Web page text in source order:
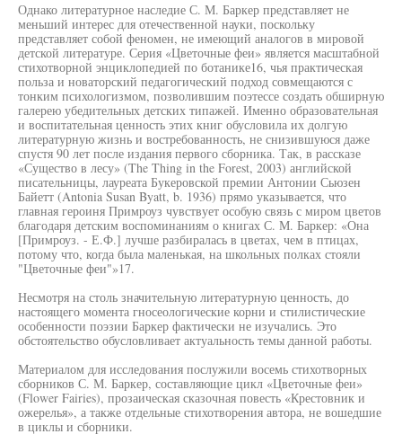
Однако литературное наследие С. М. Баркер представляет не
меньший интерес для отечественной науки, поскольку
представляет собой феномен, не имеющий аналогов в мировой
детской литературе. Серия «Цветочные феи» является масштабной
стихотворной энциклопедией по ботанике16, чья практическая
польза и новаторский педагогический подход совмещаются с
тонким психологизмом, позволившим поэтессе создать обширную
галерею убедительных детских типажей. Именно образовательная
и воспитательная ценность этих книг обусловила их долгую
литературную жизнь и востребованность, не снизившуюся даже
спустя 90 лет после издания первого сборника. Так, в рассказе
«Существо в лесу» (The Thing in the Forest, 2003) английской
писательницы, лауреата Букеровской премии Антонии Сьюзен
Байетт (Antonia Susan Byatt, b. 1936) прямо указывается, что
главная героиня Примроуз чувствует особую связь с миром цветов
благодаря детским воспоминаниям о книгах С. М. Баркер: «Она
[Примроуз. - Е.Ф.] лучше разбиралась в цветах, чем в птицах,
потому что, когда была маленькая, на школьных полках стояли
"Цветочные феи"»17.
Несмотря на столь значительную литературную ценность, до
настоящего момента гносеологические корни и стилистические
особенности поэзии Баркер фактически не изучались. Это
обстоятельство обусловливает актуальность темы данной работы.
Материалом для исследования послужили восемь стихотворных
сборников С. М. Баркер, составляющие цикл «Цветочные феи»
(Flower Fairies), прозаическая сказочная повесть «Крестовник и
ожерелья», а также отдельные стихотворения автора, не вошедшие
в циклы и сборники.